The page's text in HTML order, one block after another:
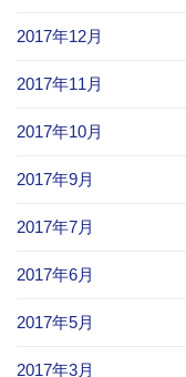
2017年12月
2017年11月
2017年10月
2017年9月
2017年7月
2017年6月
2017年5月
2017年3月